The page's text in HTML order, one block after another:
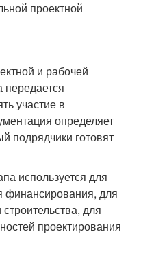
проектной
и рабочей
участие в
определяет
подрядчики готовят
используется для
финансирования, для
для
проектирования